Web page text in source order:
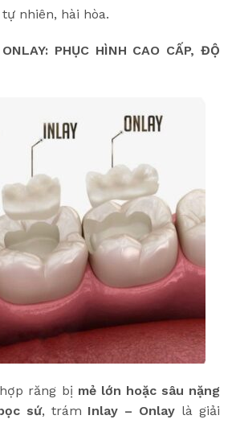
nhiên, hài hòa.
PHỤC HÌNH CAO CẤP, ĐỘ
răng bị mẻ lớn hoặc sâu nặng
sứ, trám Inlay – Onlay là giải